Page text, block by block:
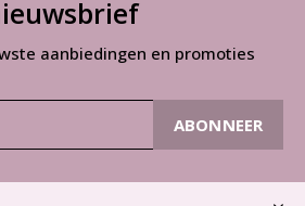
aanbiedingen en promoties
ABONNEER